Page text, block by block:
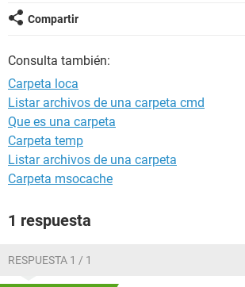
Compartir
Consulta también:
Carpeta loca
Listar archivos de una carpeta cmd
Que es una carpeta
Carpeta temp
Listar archivos de una carpeta
Carpeta msocache
1 respuesta
RESPUESTA 1 / 1